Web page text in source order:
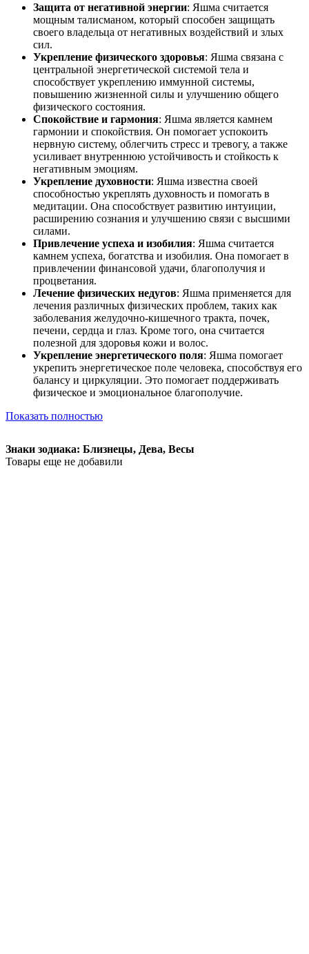
Защита от негативной энергии: Яшма считается
мощным талисманом, который способен защищать
своего владельца от негативных воздействий и злых
сил.
Укрепление физического здоровья: Яшма связана с
центральной энергетической системой тела и
способствует укреплению иммунной системы,
повышению жизненной силы и улучшению общего
физического состояния.
Спокойствие и гармония: Яшма является камнем
гармонии и спокойствия. Он помогает успокоить
нервную систему, облегчить стресс и тревогу, а также
усиливает внутреннюю устойчивость и стойкость к
негативным эмоциям.
Укрепление духовности: Яшма известна своей
способностью укреплять духовность и помогать в
медитации. Она способствует развитию интуиции,
расширению сознания и улучшению связи с высшими
силами.
Привлечение успеха и изобилия: Яшма считается
камнем успеха, богатства и изобилия. Она помогает в
привлечении финансовой удачи, благополучия и
процветания.
Лечение физических недугов: Яшма применяется для
лечения различных физических проблем, таких как
заболевания желудочно-кишечного тракта, почек,
печени, сердца и глаз. Кроме того, она считается
полезной для здоровья кожи и волос.
Укрепление энергетического поля: Яшма помогает
укрепить энергетическое поле человека, способствуя его
балансу и циркуляции. Это помогает поддерживать
физическое и эмоциональное благополучие.
Показать полностью
Знаки зодиака: Близнецы, Дева, Весы
Товары еще не добавили